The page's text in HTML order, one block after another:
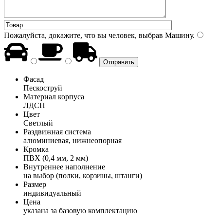
Пожалуйста, докажите, что вы человек, выбрав Машину.
Фасад
Пескоструй
Материал корпуса
ЛДСП
Цвет
Светлый
Раздвижная система
алюминиевая, нижнеопорная
Кромка
ПВХ (0,4 мм, 2 мм)
Внутреннее наполнение
на выбор (полки, корзины, штанги)
Размер
индивидуальный
Цена
указана за базовую комплектацию